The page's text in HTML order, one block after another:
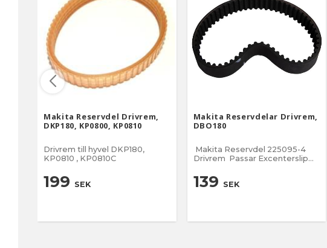
Makita Reservdel Drivrem,
DKP180, KP0800, KP0810
Drivrem till hyvel DKP180,
KP0810 , KP0810C
199 SEK
Makita Reservdelar Drivrem,
DBO180
Makita Reservdel 225095-4
Drivrem Passar Excenterslip
139 SEK